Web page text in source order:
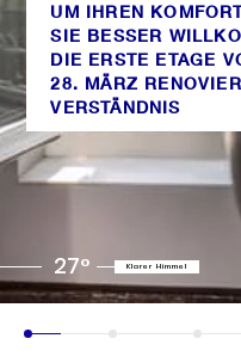
UM IHREN
SIE BESSER
DIE ERSTE ETAGE
28. MÄRZ
VERSTÄNDNIS
27° Klarer Himmel